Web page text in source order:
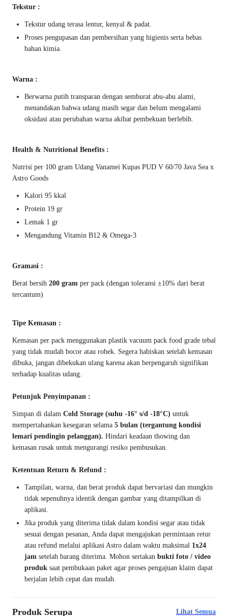
Tekstur :
Tekstur udang terasa lentur, kenyal & padat.
Proses pengupasan dan pembersihan yang higienis serta bebas
bahan kimia.
Warna :
Berwarna putih transparan dengan semburat abu-abu alami,
menandakan bahwa udang masih segar dan belum mengalami
oksidasi atau perubahan warna akibat pembekuan berlebih.
Health & Nutritional Benefits :
Nutrisi per 100 gram Udang Vanamei Kupas PUD V 60/70 Java Sea x
Astro Goods
Kalori 95 kkal
Protein 19 gr
Lemak 1 gr
Mengandung Vitamin B12 & Omega-3
Gramasi :
Berat bersih 200 gram per pack (dengan toleransi ±10% dari berat
tercantum)
Tipe Kemasan :
Kemasan per pack menggunakan plastik vacuum pack food grade tebal
yang tidak mudah bocor atau robek. Segera habiskan setelah kemasan
dibuka, jangan dibekukan ulang karena akan berpengaruh signifikan
terhadap kualitas udang.
Petunjuk Penyimpanan :
Simpan di dalam Cold Storage (suhu -16° s/d -18°C) untuk
mempertahankan kesegaran selama 5 bulan (tergantung kondisi
lemari pendingin pelanggan). Hindari keadaan thowing dan
kemasan rusak untuk mengurangi resiko pembusukan.
Ketentuan Return & Refund :
Tampilan, warna, dan berat produk dapat bervariasi dan mungkin
tidak sepenuhnya identik dengan gambar yang ditampilkan di
aplikasi.
Jika produk yang diterima tidak dalam kondisi segar atau tidak
sesuai dengan pesanan, Anda dapat mengajukan permintaan retur
atau refund melalui aplikasi Astro dalam waktu maksimal 1x24
jam setelah barang diterima. Mohon sertakan bukti foto / video
produk saat pembukaan paket agar proses pengajuan klaim dapat
berjalan lebih cepat dan mudah.
Produk Serupa Lihat Semua